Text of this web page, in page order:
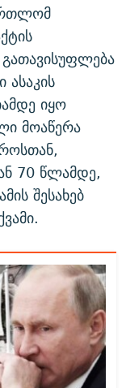
იყო
მოაწერა
70 წლამდე,
შესახებ